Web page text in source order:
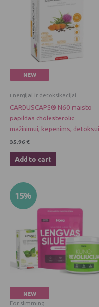
NEW
Energijai ir detoksikacijai
CARDUSCAPS® N60 maisto
papildas cholesterolio
mažinimui, kepenims, detoksui
35.96€
Add to cart
15%
NEW
For slimming
Original
price
was:
94.45 €.80.28 €.